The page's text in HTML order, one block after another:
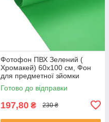
Фотофон ПВХ Зелений (
Хромакей) 60х100 см, Фон
для предметної зйомки
Готово до відправки
197,80 ₴ 230 ₴